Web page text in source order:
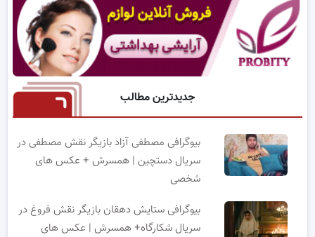
جدیدترین مطالب
بیوگرافی مصطفی آزاد بازیگر نقش مصطفی در
سریال دستچین | همسرش + عکس های
شخصی
بیوگرافی ستایش دهقان بازیگر نقش فروغ در
سریال شکارگاه+ همسرش | عکس های